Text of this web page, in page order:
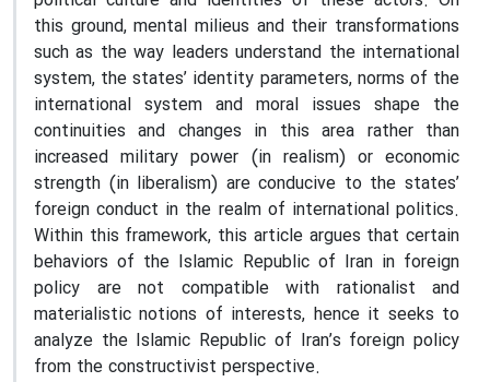
this ground, mental milieus and their transformations
such as the way leaders understand the international
system, the states’ identity parameters, norms of the
international system and moral issues shape the
continuities and changes in this area rather than
increased military power (in realism) or economic
strength (in liberalism) are conducive to the states’
foreign conduct in the realm of international politics.
Within this framework, this article argues that certain
behaviors of the Islamic Republic of Iran in foreign
policy are not compatible with rationalist and
materialistic notions of interests, hence it seeks to
analyze the Islamic Republic of Iran’s foreign policy
from the constructivist perspective.